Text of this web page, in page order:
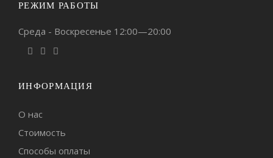
РЕЖИМ РАБОТЫ
Среда - Воскресенье 12:00—20:00
ИНФОРМАЦИЯ
О нас
Стоимость
Способы оплаты